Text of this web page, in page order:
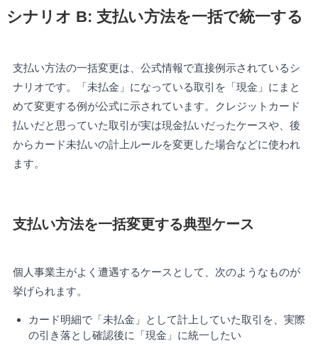
シナリオ B: 支払い方法を一括で統一する
支払い方法の一括変更は、公式情報で直接例示されているシ
ナリオです。「未払金」になっている取引を「現金」にまと
めて変更する例が公式に示されています。クレジットカード
払いだと思っていた取引が実は現金払いだったケースや、後
からカード未払いの計上ルールを変更した場合などに使われ
ます。
支払い方法を一括変更する典型ケース
個人事業主がよく遭遇するケースとして、次のようなものが
挙げられます。
カード明細で「未払金」として計上していた取引を、実際
の引き落とし確認後に「現金」に統一したい